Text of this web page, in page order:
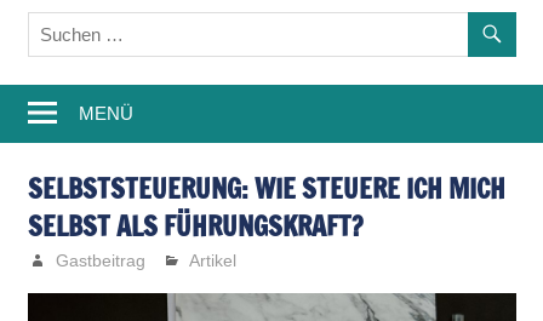
Blog
–
Weiterbildung,
Studium,
Wissen
Learning
MENÜ
SELBSTSTEUERUNG: WIE STEUERE ICH MICH
SELBST ALS FÜHRUNGSKRAFT?
Gastbeitrag Artikel